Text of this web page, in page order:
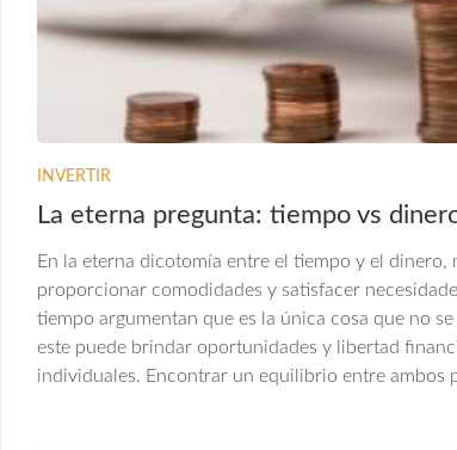
INVERTIR
La eterna pregunta: tiempo vs
En la eterna dicotomía entre el tiempo y el
proporcionar comodidades y satisfacer
tiempo argumentan que es la única cosa que no
este puede brindar oportunidades y libertad
individuales. Encontrar un equilibrio entre ambos